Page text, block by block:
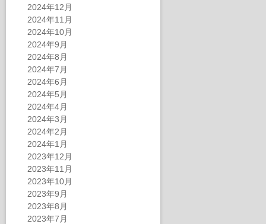
2024年12月
2024年11月
2024年10月
2024年9月
2024年8月
2024年7月
2024年6月
2024年5月
2024年4月
2024年3月
2024年2月
2024年1月
2023年12月
2023年11月
2023年10月
2023年9月
2023年8月
2023年7月